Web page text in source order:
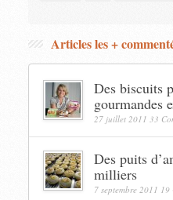
Articles les +
Des biscuits
gourmandes
27 juillet 2011 33
Des puits
milliers
7 septembre 2011 19